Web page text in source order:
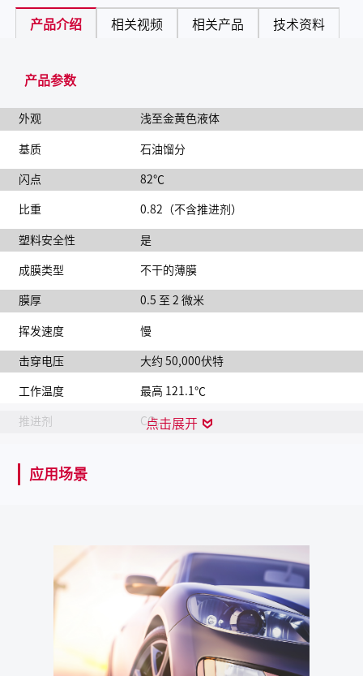
产品介绍 相关视频 相关产品 技术资料
点击展开
产品参数
外观 浅至金黄色液体
基质 石油馏分
闪点 82℃
比重 0.82（不含推进剂）
塑料安全性 是
成膜类型 不干的薄膜
膜厚 0.5 至 2 微米
挥发速度 慢
击穿电压 大约 50,000伏特
工作温度 最高 121.1℃
推进剂 CO₂
去除方式
产品描述
CRC 5-56®车用多功能除锈润滑剂是一款多功能润滑剂，
具有清洁、润滑、排水、除锈、防护等多重功效。可用于
润滑车门铰链、座椅滑轨、后视镜转轴、门锁等部件，消
应用场景